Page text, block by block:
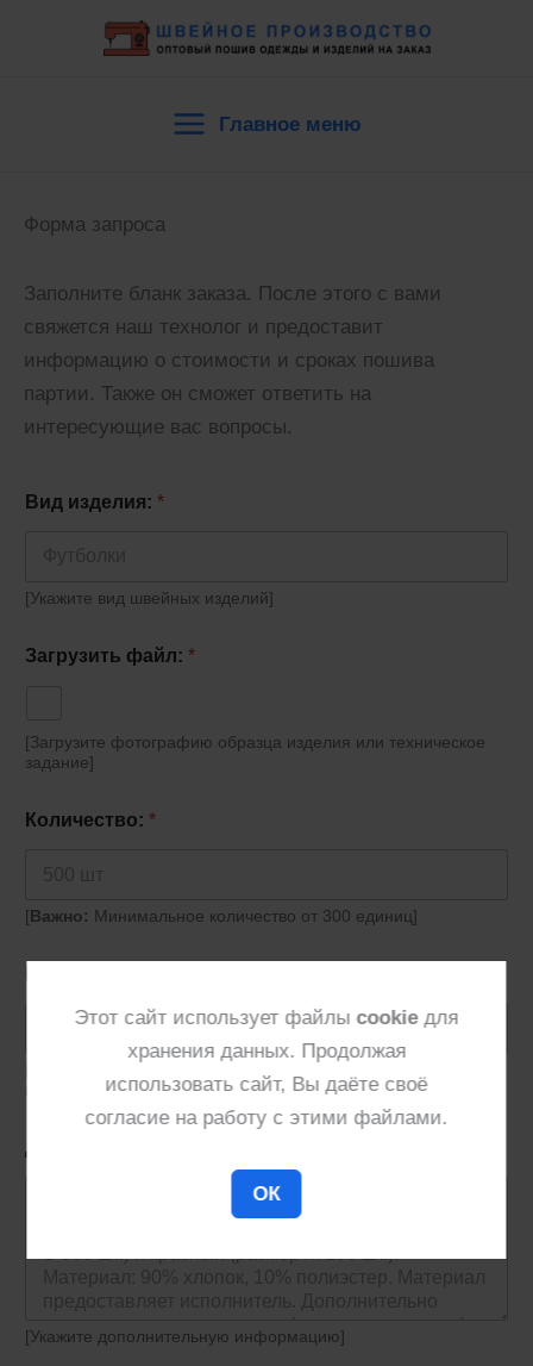
Главное меню
Форма запроса
Заполните бланк заказа. После этого с вами
свяжется наш технолог и предоставит
информацию о стоимости и сроках пошива
партии. Также он сможет ответить на
интересующие вас вопросы.
Вид изделия: *
[Укажите вид швейных изделий]
Загрузить файл: *
[Загрузите фотографию образца изделия или техническое
задание]
Количество: *
[Важно: Минимальное количество от 300 единиц]
исполнитель или заказчик]
Дополнительная информация:
[Укажите дополнительную информацию]
Этот сайт использует файлы cookieдля
хранения данных. Продолжая
использовать сайт, Вы даёте своё
согласие на работу с этими файлами.
ОК